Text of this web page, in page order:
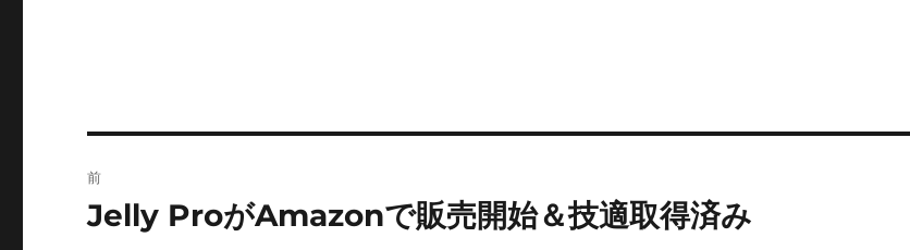
稿
前
前
Jelly ProがAmazonで販売開始＆技適取得済み